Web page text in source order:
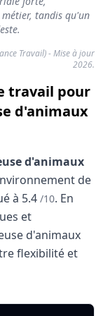
tandis qu'un
Travail) - Mise à jour
2026.
travail pour
d'animaux
d'animaux
de
à 5.4 /10. En
et
d'animaux
flexibilité et
: Eleveur /